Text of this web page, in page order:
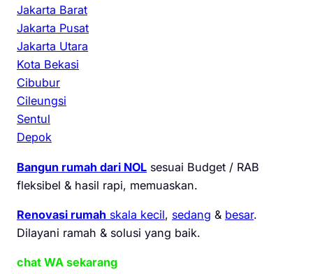
Jakarta Barat
Jakarta Pusat
Jakarta Utara
Kota Bekasi
Cibubur
Cileungsi
Sentul
Depok
Bangun rumah dari NOL sesuai Budget / RAB
fleksibel & hasil rapi, memuaskan.
Renovasi rumah skala kecil, sedang & besar.
Dilayani ramah & solusi yang baik.
chat WA sekarang